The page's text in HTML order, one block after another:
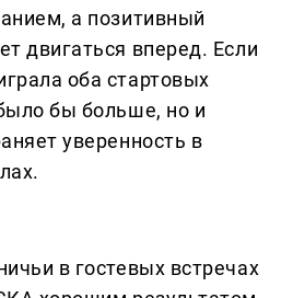
а позитивный
двигаться вперед. Если
оба стартовых
бы больше, но и
уверенность в
в гостевых встречах